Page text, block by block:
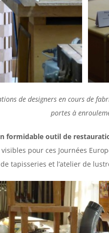
de designers en cours de
portes à
formidable outil de
pour ces Journées
tapisseries et l’atelier de